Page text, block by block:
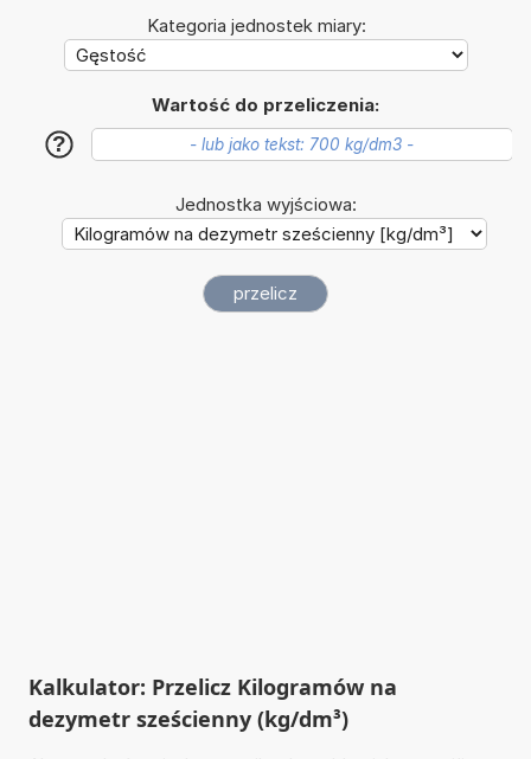
Kategoria jednostek miary:
Wartość do przeliczenia:
?
Jednostka wyjściowa:
Kalkulator: Przelicz Kilogramów na
dezymetr sześcienny (kg/dm³)